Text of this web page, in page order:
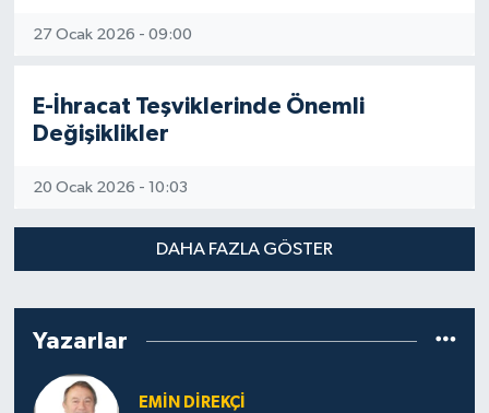
27 Ocak 2026 - 09:00
E-İhracat Teşviklerinde Önemli
Değişiklikler
20 Ocak 2026 - 10:03
DAHA FAZLA GÖSTER
Yazarlar
EMIN DIREKÇI